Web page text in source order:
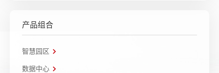
产品组合
智慧园区
数据中心